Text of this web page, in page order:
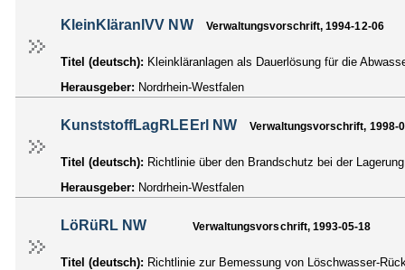
KleinKläranlVV NW Verwaltungsvorschrift, 1994-12-06
Titel (deutsch): Kleinkläranlagen als Dauerlösung für die
Herausgeber: Nordrhein-Westfalen
KunststoffLagRLEErl NW Verwaltungsvorschrift, 1998-
Titel (deutsch): Richtlinie über den Brandschutz bei der
Herausgeber: Nordrhein-Westfalen
LöRüRL NW Verwaltungsvorschrift, 1993-05-18
Titel (deutsch): Richtlinie zur Bemessung von Löschwasser-